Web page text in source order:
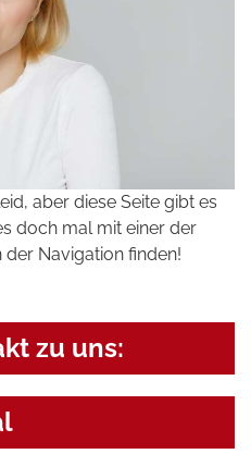
aber diese Seite gibt es
doch mal mit einer der
der Navigation finden!
zu uns: